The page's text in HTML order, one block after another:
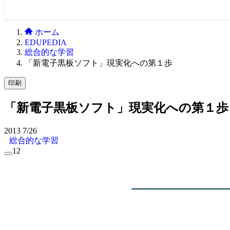
ホーム
EDUPEDIA
総合的な学習
「新電子黒板ソフト」現実化への第１歩
印刷
「新電子黒板ソフト」現実化への第１歩
2013 7/26
総合的な学習
12